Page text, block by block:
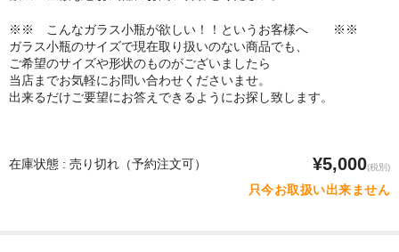
※※ こんなガラス小瓶が欲しい！！というお客様へ ※※
ガラス小瓶のサイズで現在取り扱いのない商品でも、
ご希望のサイズや形状のものがございましたら
当店までお気軽にお問い合わせくださいませ。
出来るだけご要望にお答えできるようにお探し致します。
在庫状態 : 売り切れ（予約注文可） ¥5,000(税別)
只今お取扱い出来ません